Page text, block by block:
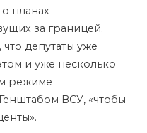
планах
за границей.
что депутаты уже
и уже несколько
режиме
ВСУ, «чтобы